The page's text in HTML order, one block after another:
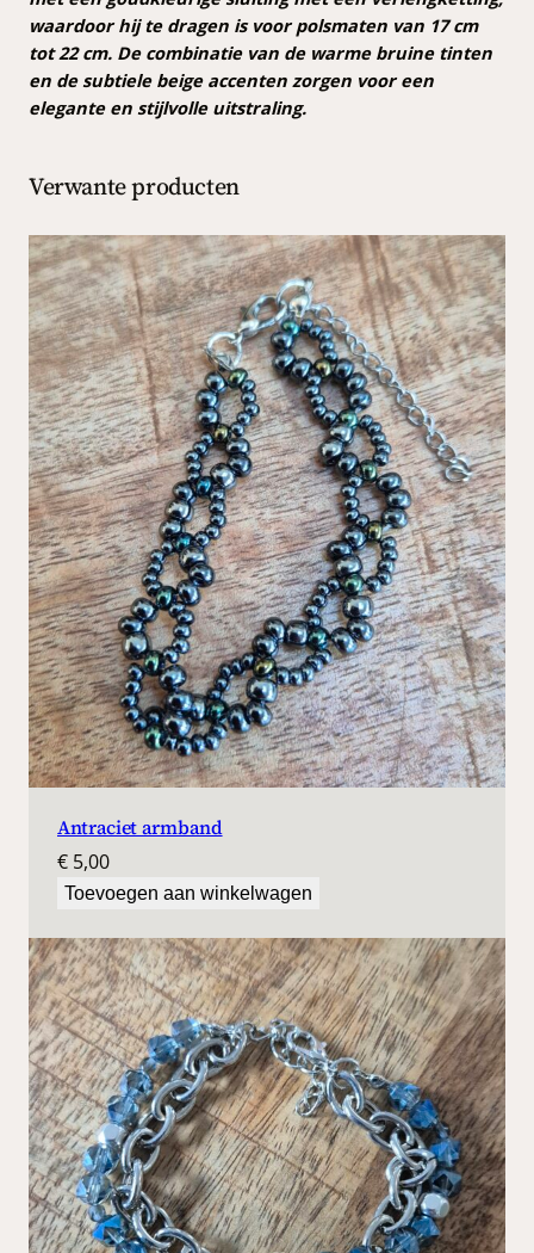
a
a
n
t
waardoor hij te dragen is voor polsmaten van 17 cm
tot 22 cm. De combinatie van de warme bruine tinten
en de subtiele beige accenten zorgen voor een
elegante en stijlvolle uitstraling.
Verwante producten
Antraciet armband
€ 5,00
Toevoegen aan winkelwagen